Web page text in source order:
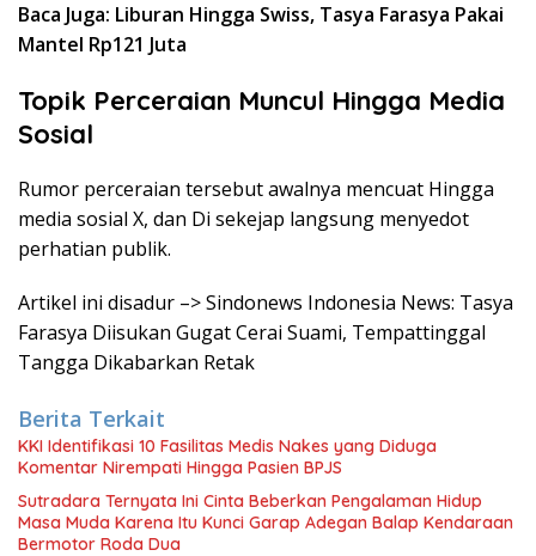
Baca Juga: Liburan Hingga Swiss, Tasya Farasya Pakai
Mantel Rp121 Juta
Topik Perceraian Muncul Hingga Media
Sosial
Rumor perceraian tersebut awalnya mencuat Hingga
media sosial X, dan Di sekejap langsung menyedot
perhatian publik.
Artikel ini disadur –> Sindonews Indonesia News: Tasya
Farasya Diisukan Gugat Cerai Suami, Tempattinggal
Tangga Dikabarkan Retak
Berita Terkait
KKI Identifikasi 10 Fasilitas Medis Nakes yang Diduga
Komentar Nirempati Hingga Pasien BPJS
Sutradara Ternyata Ini Cinta Beberkan Pengalaman Hidup
Masa Muda Karena Itu Kunci Garap Adegan Balap Kendaraan
Bermotor Roda Dua